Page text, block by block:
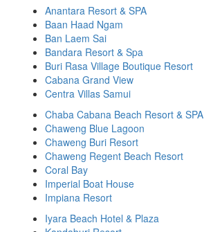
Anantara Resort & SPA
Baan Haad Ngam
Ban Laem Sai
Bandara Resort & Spa
Buri Rasa Village Boutique Resort
Cabana Grand View
Centra Villas Samui
Chaba Cabana Beach Resort & SPA
Chaweng Blue Lagoon
Chaweng Buri Resort
Chaweng Regent Beach Resort
Coral Bay
Imperial Boat House
Impiana Resort
Iyara Beach Hotel & Plaza